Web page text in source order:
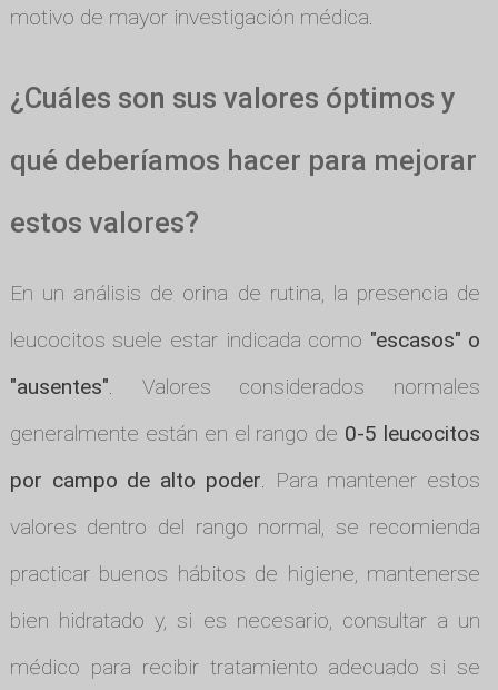
motivo de mayor investigación médica.
¿Cuáles son sus valores óptimos y
qué deberíamos hacer para mejorar
estos valores?
En un análisis de orina de rutina, la presencia de
leucocitos suele estar indicada como "escasos" o
"ausentes". Valores considerados normales
generalmente están en el rango de 0-5 leucocitos
por campo de alto poder. Para mantener estos
valores dentro del rango normal, se recomienda
practicar buenos hábitos de higiene, mantenerse
bien hidratado y, si es necesario, consultar a un
médico para recibir tratamiento adecuado si se